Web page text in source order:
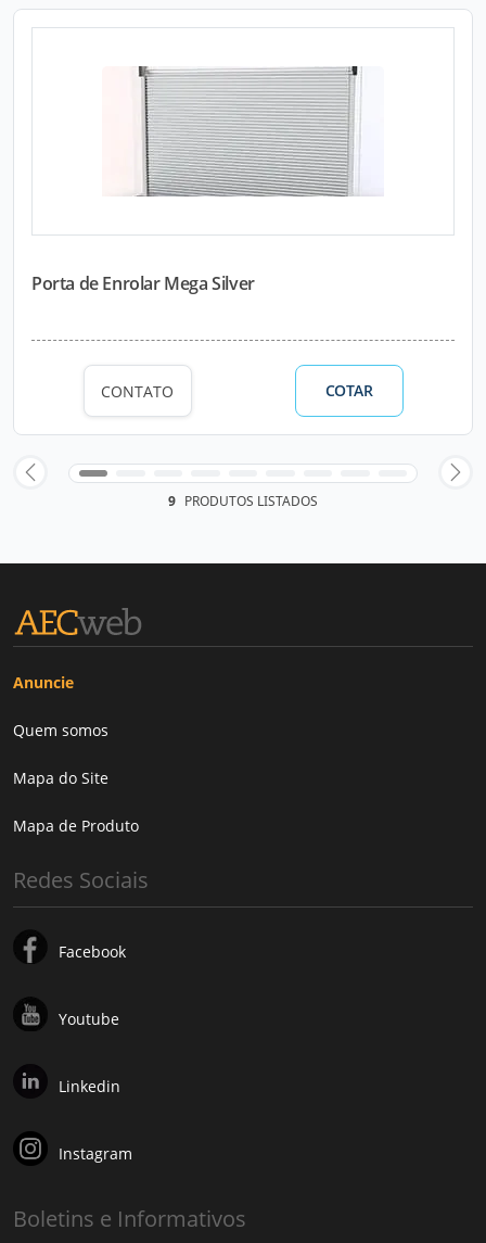
Porta de Enrolar Mega Silver
CONTATO COTAR
9 PRODUTOS LISTADOS
Anuncie
Quem somos
Mapa do Site
Mapa de Produto
Redes Sociais
Facebook
Youtube
Linkedin
Instagram
Boletins e Informativos